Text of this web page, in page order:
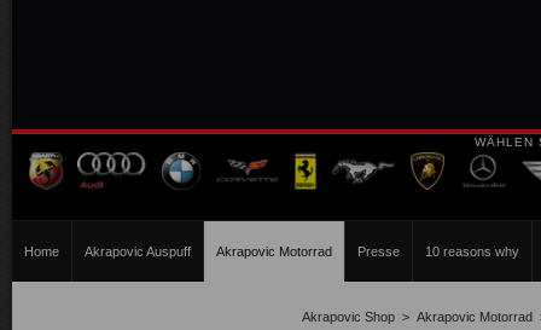
WÄHLEN
Home Akrapovic Auspuff Akrapovic Motorrad Presse 10 reasons why
Akrapovic Shop > Akrapovic Motorrad